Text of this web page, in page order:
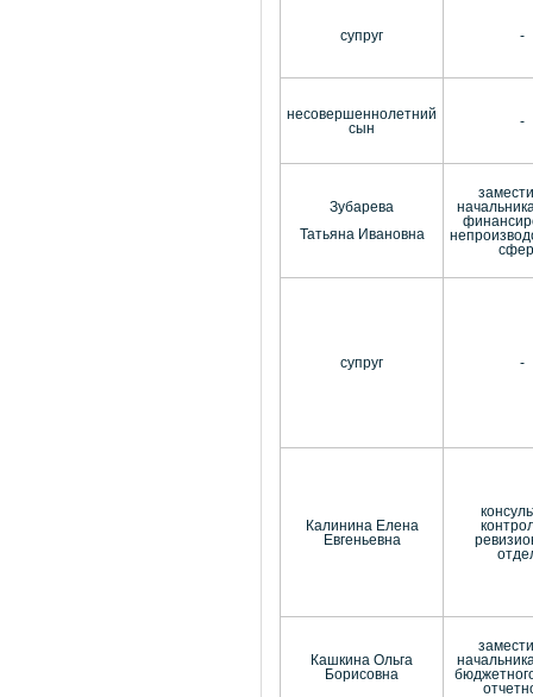
супруг -
несовершеннолетний
сын
-
Зубарева
Татьяна Ивановна
супруг -
Калинина Елена
Евгеньевна
Кашкина Ольга
Борисовна